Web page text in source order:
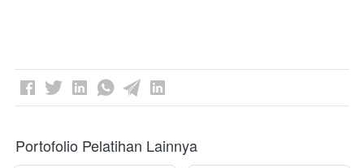
Portofolio Pelatihan Lainnya